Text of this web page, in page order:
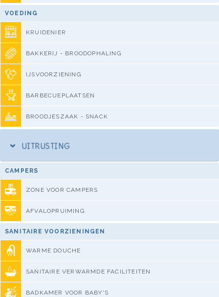
VOEDING
KRUIDENIER
BAKKERIJ - BROODOPHALING
IJSVOORZIENING
BARBECUEPLAATSEN
BROODJESZAAK - SNACK
UITRUSTING
CAMPERS
ZONE VOOR CAMPERS
AFVALOPRUIMING
SANITAIRE VOORZIENINGEN
WARME DOUCHE
SANITAIRE VERWARMDE FACILITEITEN
BADKAMER VOOR BABY'S